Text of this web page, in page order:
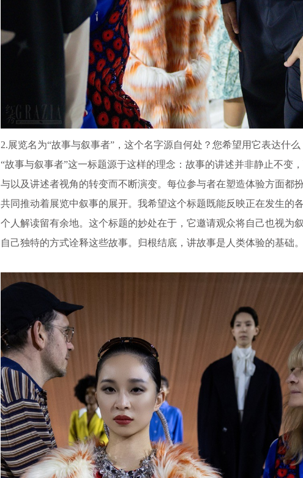
2.展览名为“故事与叙事者”，这个名字源自何处？您希望用它表达什么
“故事与叙事者”这一标题源于这样的理念：故事的讲述并非静止不变
与以及讲述者视角的转变而不断演变。每位参与者在塑造体验方面都
共同推动着展览中叙事的展开。我希望这个标题既能反映正在发生的
个人解读留有余地。这个标题的妙处在于，它邀请观众将自己也视为
自己独特的方式诠释这些故事。归根结底，讲故事是人类体验的基础。